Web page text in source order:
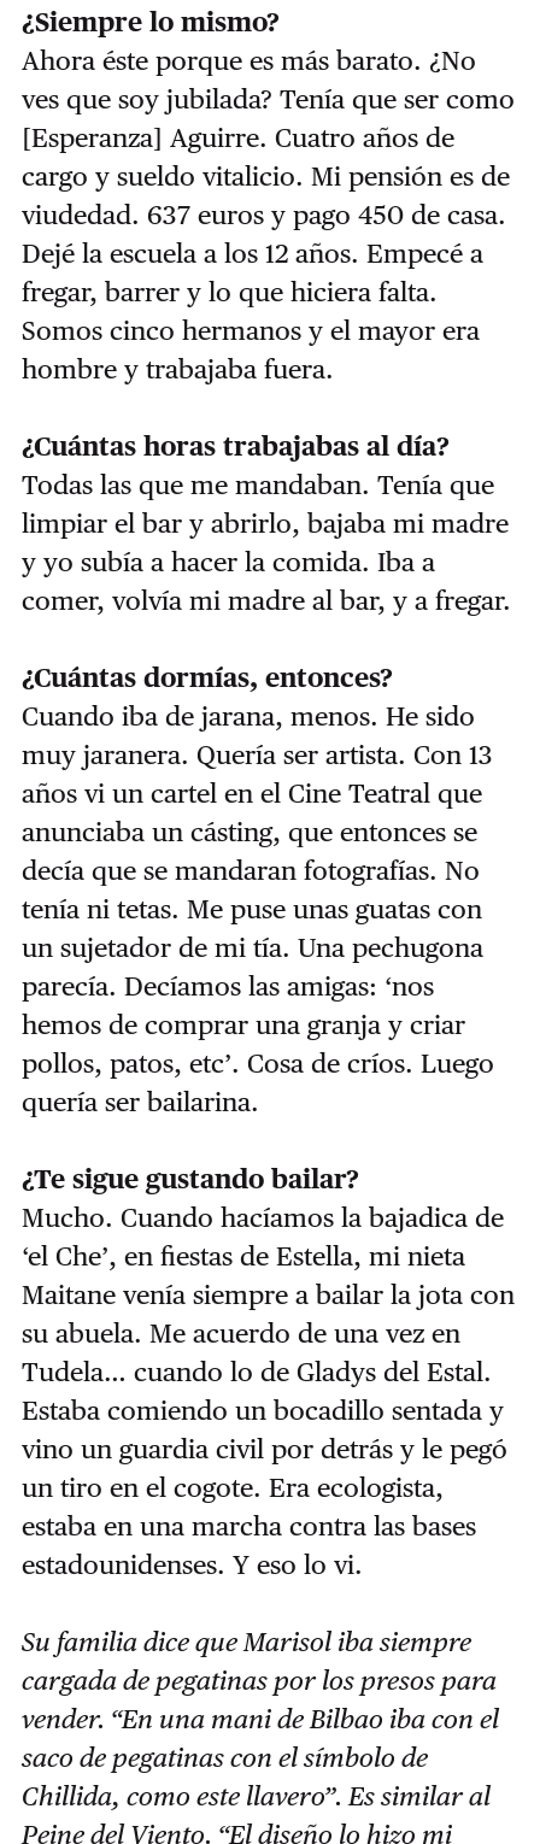
¿Siempre lo mismo?
Ahora éste porque es más barato. ¿No
ves que soy jubilada? Tenía que ser como
[Esperanza] Aguirre. Cuatro años de
cargo y sueldo vitalicio. Mi pensión es de
viudedad. 637 euros y pago 450 de casa.
Dejé la escuela a los 12 años. Empecé a
fregar, barrer y lo que hiciera falta.
Somos cinco hermanos y el mayor era
hombre y trabajaba fuera.
¿Cuántas horas trabajabas al día?
Todas las que me mandaban. Tenía que
limpiar el bar y abrirlo, bajaba mi madre
y yo subía a hacer la comida. Iba a
comer, volvía mi madre al bar, y a fregar.
¿Cuántas dormías, entonces?
Cuando iba de jarana, menos. He sido
muy jaranera. Quería ser artista. Con 13
años vi un cartel en el Cine Teatral que
anunciaba un cásting, que entonces se
decía que se mandaran fotografías. No
tenía ni tetas. Me puse unas guatas con
un sujetador de mi tía. Una pechugona
parecía. Decíamos las amigas: ‘nos
hemos de comprar una granja y criar
pollos, patos, etc’. Cosa de críos. Luego
quería ser bailarina.
¿Te sigue gustando bailar?
Mucho. Cuando hacíamos la bajadica de
‘el Che’, en fiestas de Estella, mi nieta
Maitane venía siempre a bailar la jota con
su abuela. Me acuerdo de una vez en
Tudela… cuando lo de Gladys del Estal.
Estaba comiendo un bocadillo sentada y
vino un guardia civil por detrás y le pegó
un tiro en el cogote. Era ecologista,
estaba en una marcha contra las bases
estadounidenses. Y eso lo vi.
Su familia dice que Marisol iba siempre
cargada de pegatinas por los presos para
vender. “En una mani de Bilbao iba con el
saco de pegatinas con el símbolo de
Chillida, como este llavero”. Es similar al
Peine del Viento. “El diseño lo hizo mi